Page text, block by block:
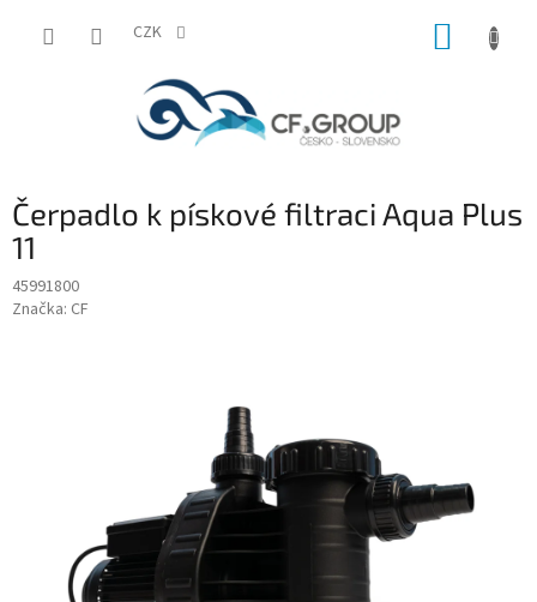
CZK
Čerpadlo k pískové filtraci Aqua Plus
11
45991800
Značka: CF